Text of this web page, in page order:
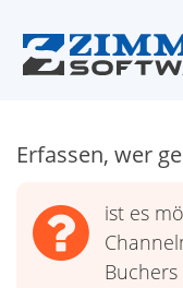
Erfassen, wer
ist es